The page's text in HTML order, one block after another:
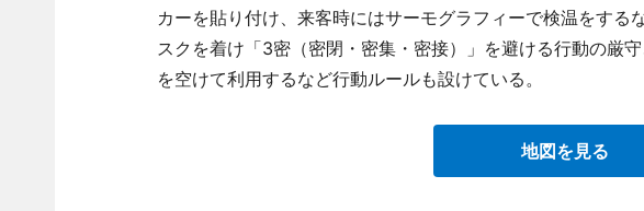
カーを貼り付け、来客時にはサーモグラフィーで検温をする
スクを着け「3密（密閉・密集・密接）」を避ける行動の厳
を空けて利用するなど行動ルールも設けている。
地図を見る